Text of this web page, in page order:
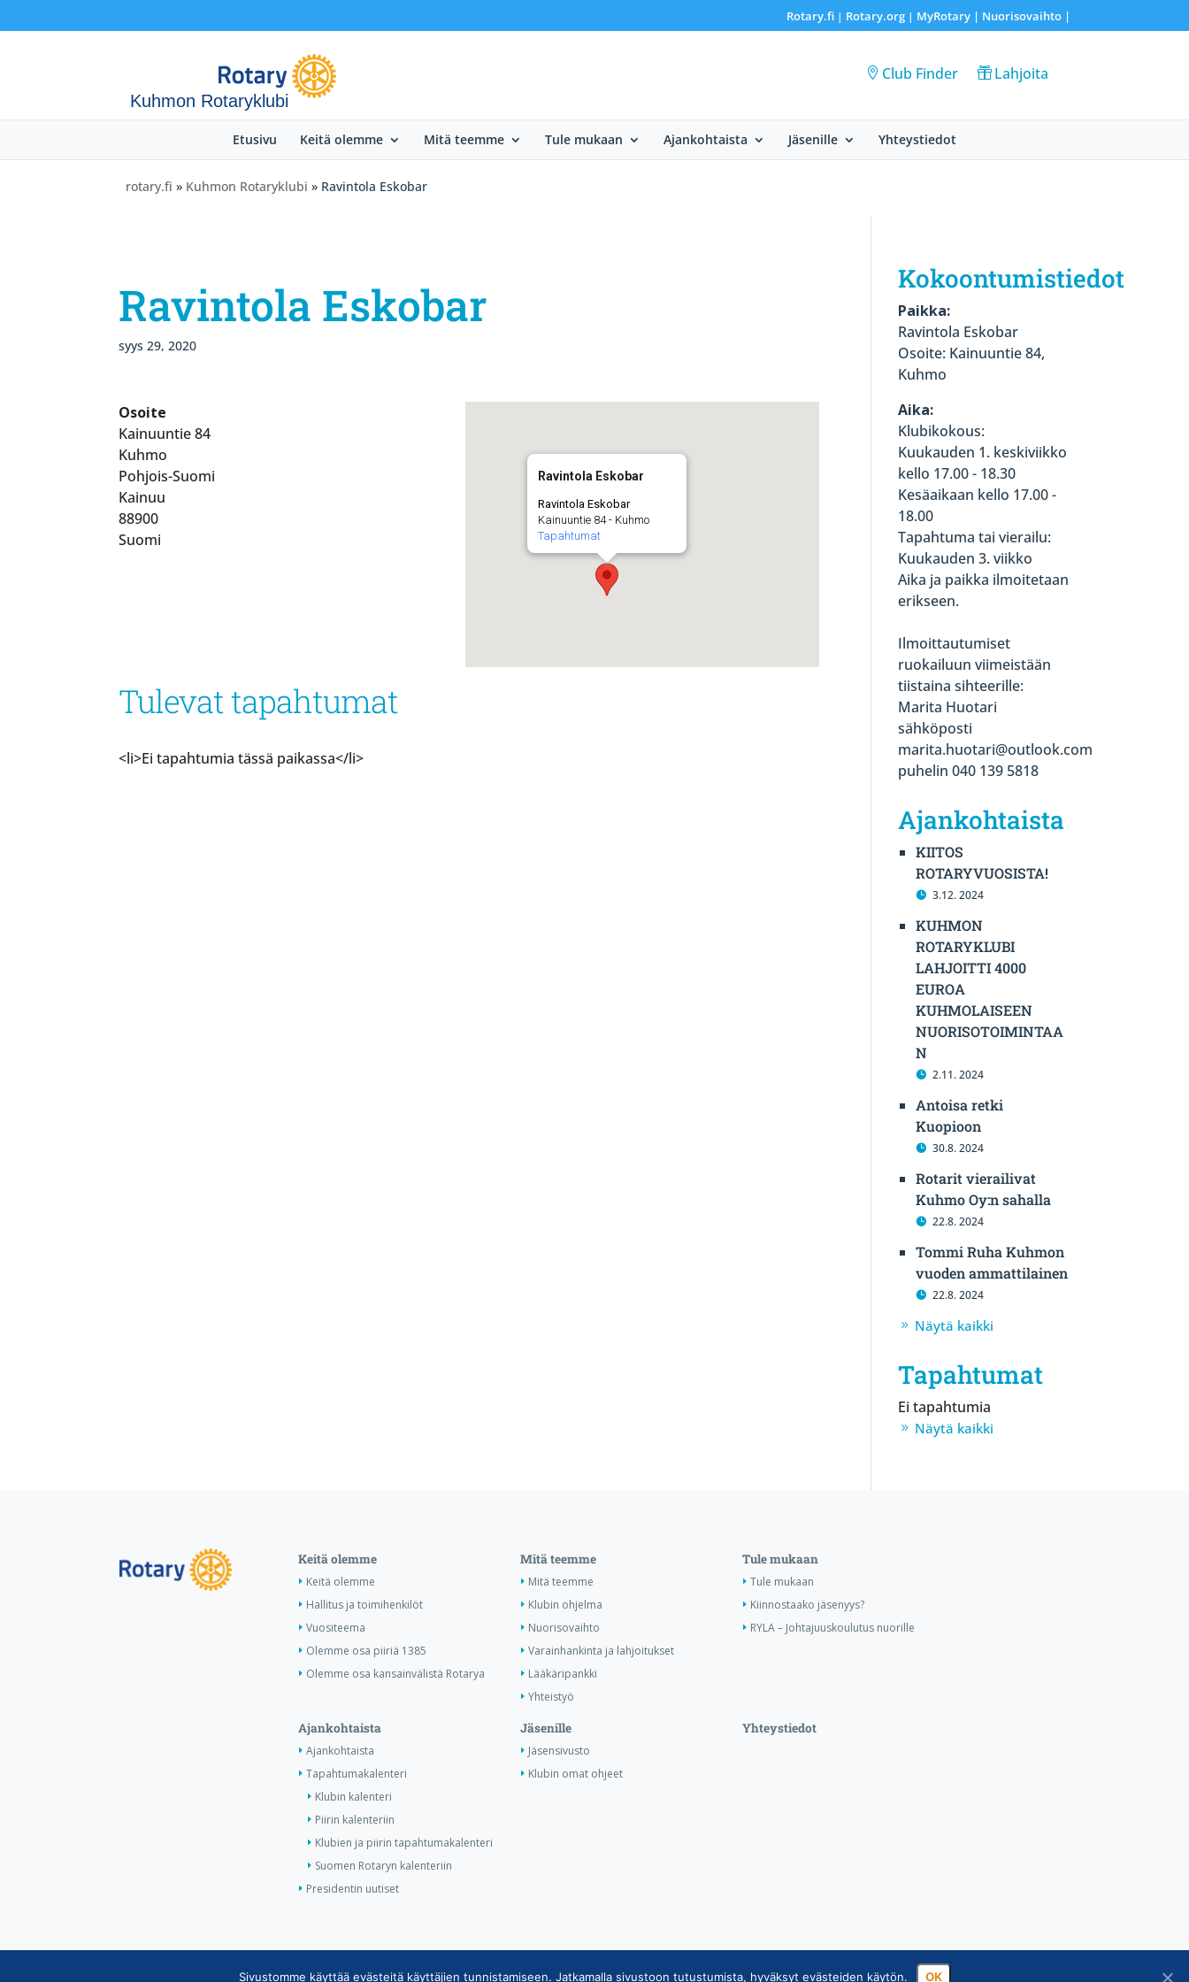
Rotary.fi| Rotary.org| MyRotary | Nuorisovaihto|
Kuhmon Rotaryklubi
Club Finder Lahjoita
Etusivu Keitä olemme Mitä teemme Tule mukaan Ajankohtaista Jäsenille Yhteystiedot
rotary.fi » Kuhmon Rotaryklubi » Ravintola Eskobar
Ravintola Eskobar
syys 29, 2020
Ravintola Eskobar
Ravintola Eskobar
Kainuuntie 84 - Kuhmo
Tapahtumat
Osoite
Kainuuntie 84
Kuhmo
Pohjois-Suomi
Kainuu
88900
Suomi
Tulevat tapahtumat
<li>Ei tapahtumia tässä paikassa</li>
Kokoontumistiedot
Paikka:
Ravintola Eskobar
Osoite: Kainuuntie 84,
Kuhmo
Aika:
Klubikokous:
Kuukauden 1. keskiviikko
kello 17.00 - 18.30
Kesäaikaan kello 17.00 -
18.00
Tapahtuma tai vierailu:
Kuukauden 3. viikko
Aika ja paikka ilmoitetaan
erikseen.
Ilmoittautumiset
ruokailuun viimeistään
tiistaina sihteerille:
Marita Huotari
sähköposti
marita.huotari@outlook.com
puhelin 040 139 5818
Ajankohtaista
KIITOS
ROTARYVUOSISTA!
3.12. 2024
KUHMON
ROTARYKLUBI
LAHJOITTI 4000
EUROA
KUHMOLAISEEN
NUORISOTOIMINTAA
N
2.11. 2024
Antoisa retki
Kuopioon
30.8. 2024
Rotarit vierailivat
Kuhmo Oy:n sahalla
22.8. 2024
Tommi Ruha Kuhmon
vuoden ammattilainen
22.8. 2024
Näytä kaikki
Tapahtumat
Ei tapahtumia
Näytä kaikki
Keitä olemme
Keitä olemme
Hallitus ja toimihenkilöt
Vuositeema
Olemme osa piiriä 1385
Olemme osa kansainvälistä Rotarya
Mitä teemme
Mitä teemme
Klubin ohjelma
Nuorisovaihto
Varainhankinta ja lahjoitukset
Lääkäripankki
Yhteistyö
Tule mukaan
Tule mukaan
Kiinnostaako jäsenyys?
RYLA – Johtajuuskoulutus nuorille
Ajankohtaista
Ajankohtaista
Tapahtumakalenteri
Klubin kalenteri
Piirin kalenteriin
Klubien ja piirin tapahtumakalenteri
Suomen Rotaryn kalenteriin
Presidentin uutiset
Jäsenille
Jäsensivusto
Klubin omat ohjeet
Yhteystiedot
Sivustomme käyttää evästeitä käyttäjien tunnistamiseen. Jatkamalla sivustoon tutustumista, hyväksyt evästeiden käytön. OK